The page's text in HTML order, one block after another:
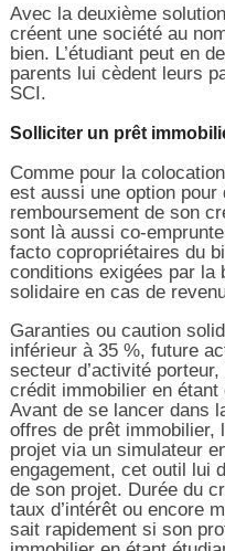
Avec la deuxième
créent une société au
bien. L’étudiant peut en
parents lui cèdent leurs
SCI.
Solliciter un prêt
Comme pour la
est aussi une option pour
remboursement de son
sont là aussi co-
facto copropriétaires du
conditions exigées par la
solidaire en cas de
Garanties ou caution
inférieur à 35 %, future
secteur d’activité
crédit immobilier en
Avant de se lancer dans
offres de prêt immobilier,
projet via un simulateur
engagement, cet outil lui
de son projet. Durée du
taux d’intérêt ou encore
sait rapidement si son